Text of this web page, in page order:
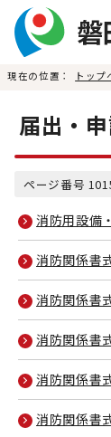
現在の位置： トップ
届出・
ページ番号
消防用設備
消防関係書
消防関係書
消防関係書
消防関係書
消防関係書